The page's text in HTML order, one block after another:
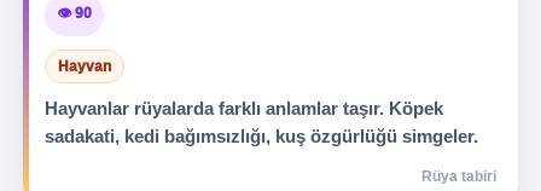
👁️ 90
Hayvan
Hayvanlar rüyalarda farklı anlamlar taşır. Köpek
sadakati, kedi bağımsızlığı, kuş özgürlüğü simgeler.
Rüya tabiri